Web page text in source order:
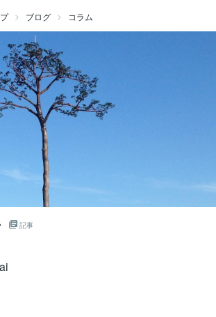
ブログ コラム
記事